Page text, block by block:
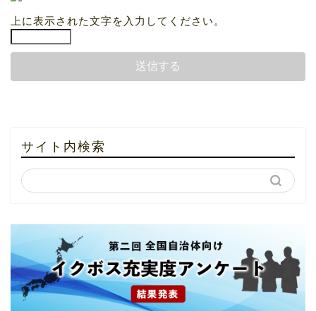
上に表示された文字を入力してください。
サイト内検索